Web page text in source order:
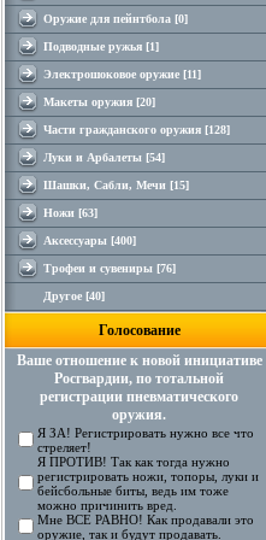
Оружие для пейнтбола [0]
Подводные ружья [1]
Электрошоковое оружие [11]
Макеты оружия [20]
Части гражданского оружия [128]
Луки и Арбалеты [54]
Шашки, Сабли, Мечи [15]
Ножи [63]
Аксесcуары [400]
Трофеи и сувениры [76]
Другое [40]
Голосование
Ваше отношение к новой инициативе
Росгвардии, по тотальной
регистрации пневматического
оружия.
Я ЗА! Регистрировать нужно все что
стреляет!
Я ПРОТИВ! Так как тогда нужно
регистрировать ножи, топоры, луки и
бейсбольные биты, ведь им тоже
можно причинить вред.
Мне ВСЕ РАВНО! Как продавали это
оружие, так и будут продавать.